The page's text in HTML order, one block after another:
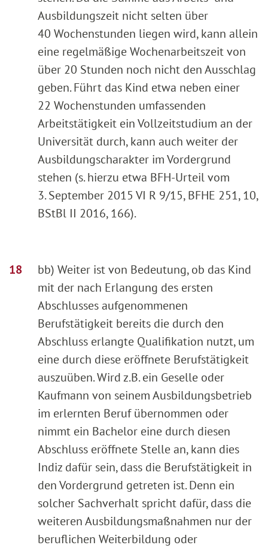
Ausbildungszeit nicht selten über
40 Wochenstunden liegen wird, kann allein
eine regelmäßige Wochenarbeitszeit von
über 20 Stunden noch nicht den Ausschlag
geben. Führt das Kind etwa neben einer
22 Wochenstunden umfassenden
Arbeitstätigkeit ein Vollzeitstudium an der
Universität durch, kann auch weiter der
Ausbildungscharakter im Vordergrund
stehen (s. hierzu etwa BFH-Urteil vom
3. September 2015 VI R 9/15, BFHE 251, 10,
BStBl II 2016, 166).
bb) Weiter ist von Bedeutung, ob das Kind
mit der nach Erlangung des ersten
Abschlusses aufgenommenen
Berufstätigkeit bereits die durch den
Abschluss erlangte Qualifikation nutzt, um
eine durch diese eröffnete Berufstätigkeit
auszuüben. Wird z.B. ein Geselle oder
Kaufmann von seinem Ausbildungsbetrieb
im erlernten Beruf übernommen oder
nimmt ein Bachelor eine durch diesen
Abschluss eröffnete Stelle an, kann dies
Indiz dafür sein, dass die Berufstätigkeit in
den Vordergrund getreten ist. Denn ein
solcher Sachverhalt spricht dafür, dass die
weiteren Ausbildungsmaßnahmen nur der
beruflichen Weiterbildung oder